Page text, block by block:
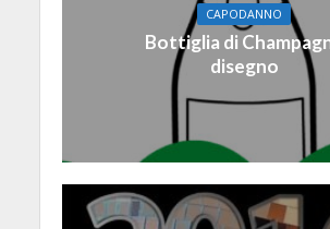
CAPODANNO
Bottiglia di
disegno